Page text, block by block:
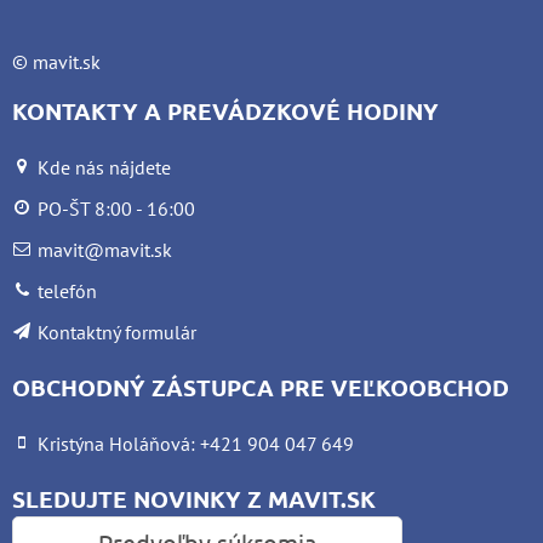
© mavit.sk
KONTAKTY A PREVÁDZKOVÉ HODINY
Kde nás nájdete
PO-ŠT 8:00 - 16:00
mavit@mavit.sk
telefón
Kontaktný formulár
OBCHODNÝ ZÁSTUPCA PRE VEĽKOOBCHOD
Kristýna Holáňová: +421 904 047 649
SLEDUJTE NOVINKY Z MAVIT.SK